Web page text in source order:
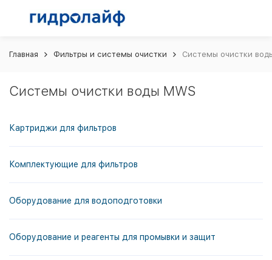
Главная Фильтры и системы очистки Системы очистки
Системы очистки воды MWS
Картриджи для фильтров
Комплектующие для фильтров
Оборудование для водоподготовки
Оборудование и реагенты для промывки и защит